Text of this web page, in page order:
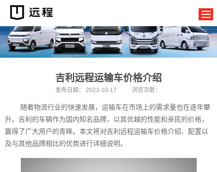
吉利远程运输车价格介绍
发布日期： 2023-10-17 浏览次数：
随着物流行业的快速发展，运输车在市场上的需求量也在逐年攀
升。吉利的车辆作为国内知名品牌，以其优越的性能和亲民的价格，
赢得了广大用户的青睐。本文将对吉利远程运输车价格介绍、配置以
及与其他品牌相比的优势进行详细说明。